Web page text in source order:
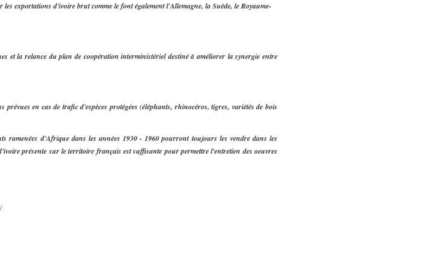
exportations d'ivoire brut comme le font également l'Allemagne, la Suède, le Royaume-
et la relance du plan de coopération interministériel destiné à améliorer la synergie entre
en cas de trafic d'espèces protégées (éléphants, rhinocéros, tigres, variétés de bois
ramenées d'Afrique dans les années 1930 - 1960 pourront toujours les vendre dans les
présente sur le territoire français est suffisante pour permettre l'entretien des oeuvres